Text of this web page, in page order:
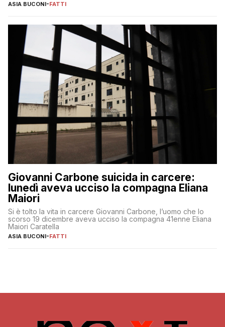
ASIA BUCONI-FATTI
Giovanni Carbone suicida in carcere:
lunedì aveva ucciso la compagna Eliana
Maiori
Si è tolto la vita in carcere Giovanni Carbone, l’uomo che lo
scorso 19 dicembre aveva ucciso la compagna 41enne Eliana
Maiori Caratella
ASIA BUCONI-FATTI